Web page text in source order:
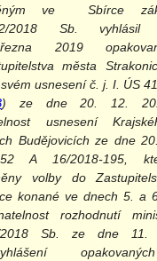
ve Sbírce
2018 Sb.
2019
města
usnesení č. j. I. ÚS
) ze dne 20. 12.
usnesení
Budějovicích ze dne
A 16/2018-195,
volby do
konané ve dnech 5. a
rozhodnutí
Sb. ze dne 11.